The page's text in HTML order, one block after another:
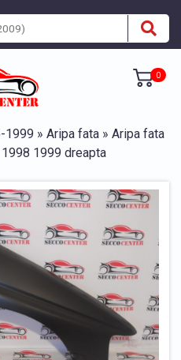
0
1999 » Aripa fata » Aripa fata
1999 dreapta